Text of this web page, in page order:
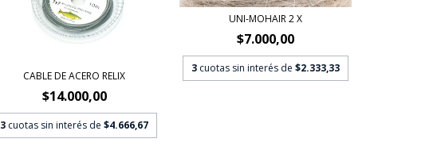
CABLE DE ACERO RELIX
$14.000,00
3 cuotas sin interés de$4.666,67
UNI-MOHAIR 2 X
$7.000,00
3 cuotas sin interés de$2.333,33